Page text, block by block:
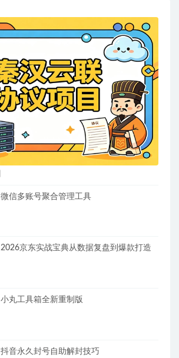
微信多账号聚合管理工具
2026京东实战宝典从数据复盘到爆款打造
小丸工具箱全新重制版
抖音永久封号自助解封技巧